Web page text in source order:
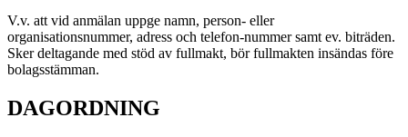
V.v. att vid anmälan uppge namn, person- eller
organisationsnummer, adress och telefon-nummer samt ev. biträden.
Sker deltagande med stöd av fullmakt, bör fullmakten insändas före
bolagsstämman.
DAGORDNING